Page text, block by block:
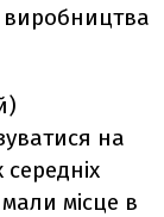
на
місце в